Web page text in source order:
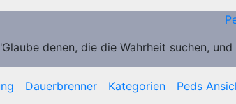
denen, die die Wahrheit suchen,
Dauerbrenner Kategorien Peds